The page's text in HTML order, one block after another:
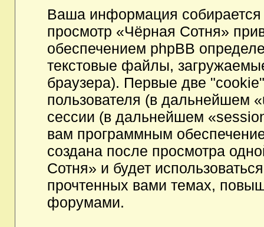
Ваша информация
просмотр «Чёрная Сотня»
обеспечением phpBB
текстовые файлы,
браузера). Первые две
пользователя (в дальнейшем
сессии (в дальнейшем
вам программным
создана после просмотра
Сотня» и будет
прочтенных вами темах,
форумами.